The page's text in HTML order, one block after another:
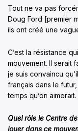
Tout ne va pas
Doug Ford [premier
ils ont créé une
C’est la résistance
mouvement. Il serait
je suis convaincu
français dans le
temps qu’on aimerait.
Quel rôle le Centre
jouer dans ce